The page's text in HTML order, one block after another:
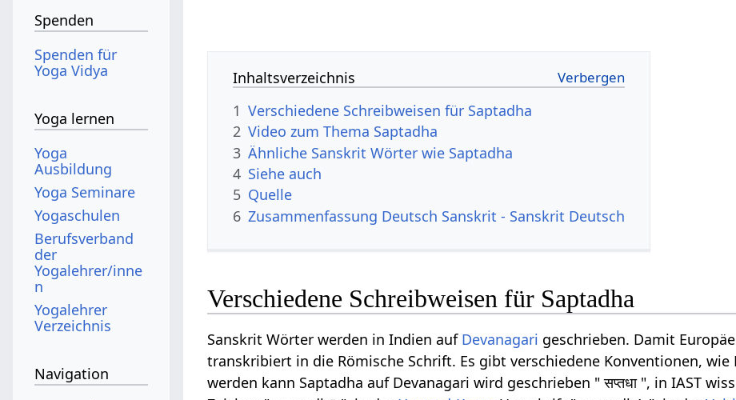
Inhaltsverzeichnis
1 Verschiedene Schreibweisen für Saptadha
2 Video zum Thema Saptadha
3 Ähnliche Sanskrit Wörter wie Saptadha
4 Siehe auch
5 Quelle
6 Zusammenfassung Deutsch Sanskrit - Sanskrit Deutsch
Verschiedene Schreibweisen für Saptadha
Sanskrit Wörter werden in Indien auf Devanagari geschrieben. Damit
transkribiert in die Römische Schrift. Es gibt verschiedene Konventionen,
werden kann Saptadha auf Devanagari wird geschrieben " सप्तधा ", in IAST
Spenden
Spenden für
Yoga Vidya
Yoga lernen
Yoga
Ausbildung
Yoga Seminare
Yogaschulen
Berufsverband
der
Yogalehrer/inne
n
Yogalehrer
Verzeichnis
Navigation